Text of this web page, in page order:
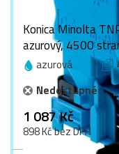
Konica Minolta
azurový, 4500
azurová
Nedostupné
1 087 Kč
898 Kč bez DPH